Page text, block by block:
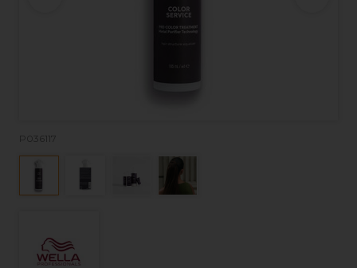
P036117